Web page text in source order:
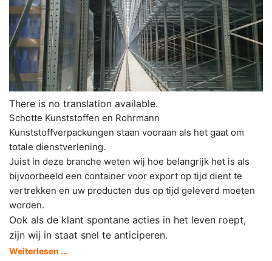
There is no translation available.
Schotte Kunststoffen en Rohrmann
Kunststoffverpackungen staan vooraan als het gaat om
totale dienstverlening.
Juist in deze branche weten wij hoe belangrijk het is als
bijvoorbeeld een container voor export op tijd dient te
vertrekken en uw producten dus op tijd geleverd moeten
worden.
Ook als de klant spontane acties in het leven roept,
zijn wij in staat snel te anticiperen.
Weiterlesen ...